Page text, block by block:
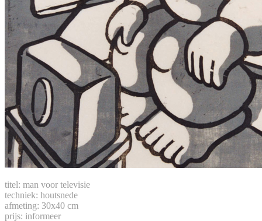
titel: man voor televisie
techniek: houtsnede
afmeting: 30x40 cm
prijs: informeer